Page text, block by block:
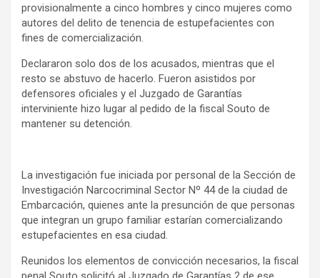
provisionalmente a cinco hombres y cinco mujeres como
autores del delito de tenencia de estupefacientes con
fines de comercialización.
Declararon solo dos de los acusados, mientras que el
resto se abstuvo de hacerlo. Fueron asistidos por
defensores oficiales y el Juzgado de Garantías
interviniente hizo lugar al pedido de la fiscal Souto de
mantener su detención.
La investigación fue iniciada por personal de la Sección de
Investigación Narcocriminal Sector Nº 44 de la ciudad de
Embarcación, quienes ante la presunción de que personas
que integran un grupo familiar estarían comercializando
estupefacientes en esa ciudad.
Reunidos los elementos de convicción necesarios, la fiscal